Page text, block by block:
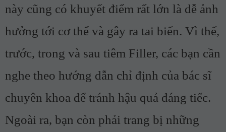
này cũng có khuyết điểm rất lớn là dễ ảnh
hưởng tới cơ thể và gây ra tai biến. Vì thế,
trước, trong và sau tiêm Filler, các bạn cần
nghe theo hướng dẫn chỉ định của bác sĩ
chuyên khoa để tránh hậu quả đáng tiếc.
Ngoài ra, bạn còn phải trang bị những